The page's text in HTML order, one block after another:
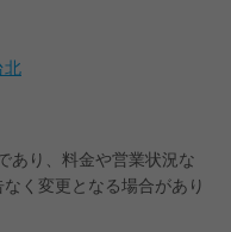
北
あり、料金や営業状況な
く変更となる場合があり